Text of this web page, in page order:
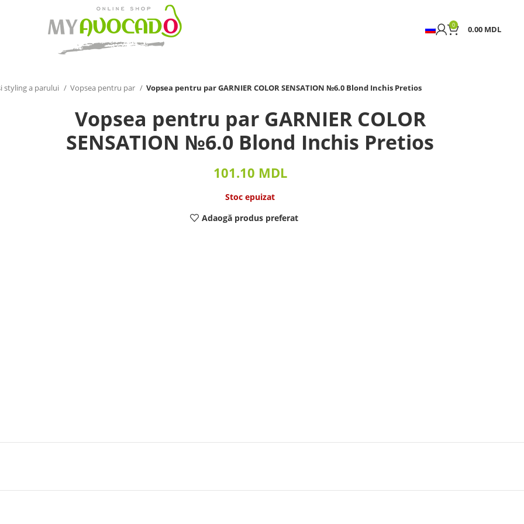
0 0.00 MDL
styling a parului Vopsea pentru par Vopsea pentru par GARNIER COLOR SENSATION №6.0 Blond Inchis Pretios
Vopsea pentru par GARNIER COLOR
SENSATION №6.0 Blond Inchis Pretios
101.10 MDL
Stoc epuizat
Adaogă produs preferat